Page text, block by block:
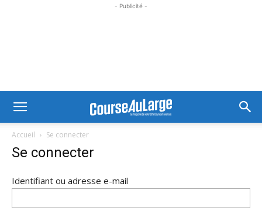
- Publicité -
Accueil Se connecter
Se connecter
Identifiant ou adresse e-mail